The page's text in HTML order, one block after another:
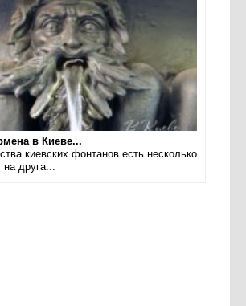
в Киеве...
киевских фонтанов есть несколько
друга...